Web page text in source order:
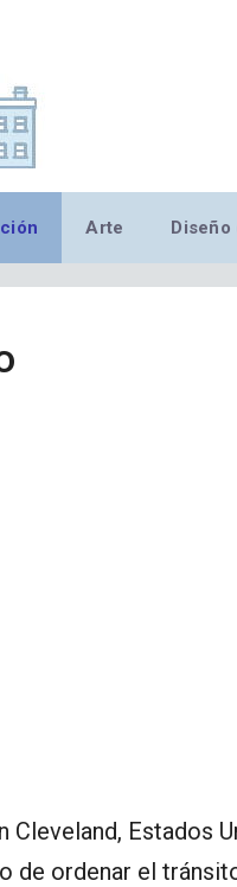
Arte
Estados
de ordenar el